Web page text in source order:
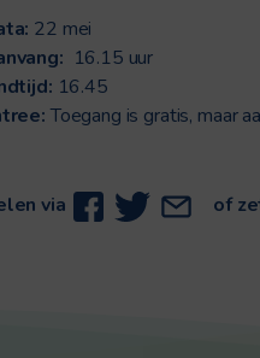
22 mei
16.15 uur
16.45
Toegang is gratis, maar
via of